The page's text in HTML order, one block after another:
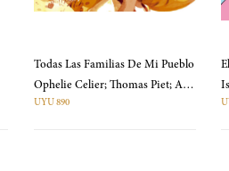
Todas Las Familias De Mi Pueblo
Ophelie Celier; Thomas Piet; Ariane Caldin
UYU 890